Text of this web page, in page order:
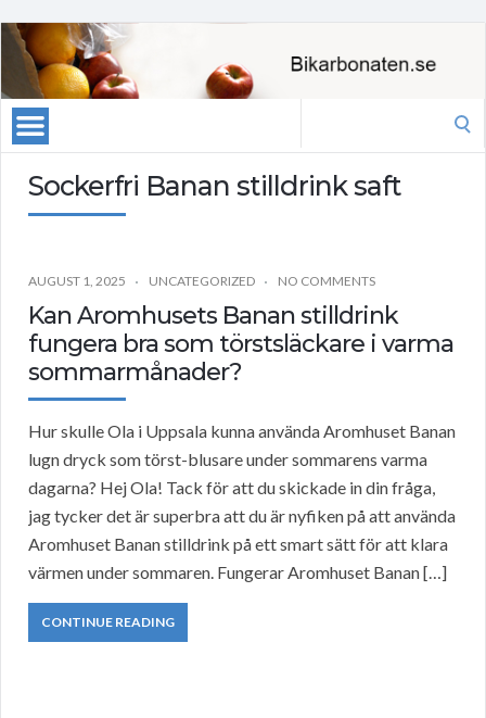
Sockerfri Banan stilldrink saft
AUGUST 1, 2025 UNCATEGORIZED NO COMMENTS
Kan Aromhusets Banan stilldrink
fungera bra som törstsläckare i varma
sommarmånader?
Hur skulle Ola i Uppsala kunna använda Aromhuset Banan
lugn dryck som törst-blusare under sommarens varma
dagarna? Hej Ola! Tack för att du skickade in din fråga,
jag tycker det är superbra att du är nyfiken på att använda
Aromhuset Banan stilldrink på ett smart sätt för att klara
värmen under sommaren. Fungerar Aromhuset Banan […]
CONTINUE READING